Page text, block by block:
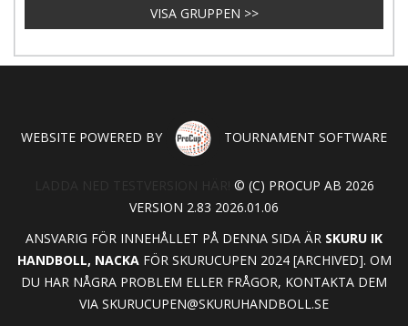
VISA GRUPPEN >>
WEBSITE POWERED BY TOURNAMENT SOFTWARE
© (C) PROCUP AB 2026
VERSION 2.83 2026.01.06
ANSVARIG FÖR INNEHÅLLET PÅ DENNA SIDA ÄR SKURU IK
HANDBOLL, NACKAFÖR SKURUCUPEN 2024 [ARCHIVED]. OM
DU HAR NÅGRA PROBLEM ELLER FRÅGOR, KONTAKTA DEM
VIA SKURUCUPEN@SKURUHANDBOLL.SE